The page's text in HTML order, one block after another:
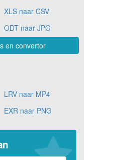
XLS naar CSV
ODT naar JPG
en convertor
LRV naar MP4
EXR naar PNG